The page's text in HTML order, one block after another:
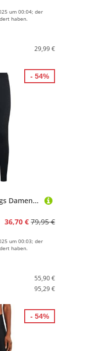
um 00:04; der
haben.
29,99 €
Odlo Thermo Leggings Damen Performance Warm I Thermounterwäsche I Warme Skiunterwäsche Lange Thermohose I Damen
36,70 € 79,95 €
um 00:03; der
haben.
55,90 €
95,29 €
- 54%
- 54%